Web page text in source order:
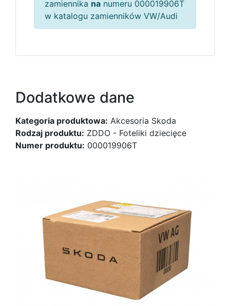
zamiennika na numeru 000019906T
w katalogu zamienników VW/Audi
Dodatkowe dane
Kategoria produktowa: Akcesoria Skoda
Rodzaj produktu: ZDDO - Foteliki dziecięce
Numer produktu: 000019906T